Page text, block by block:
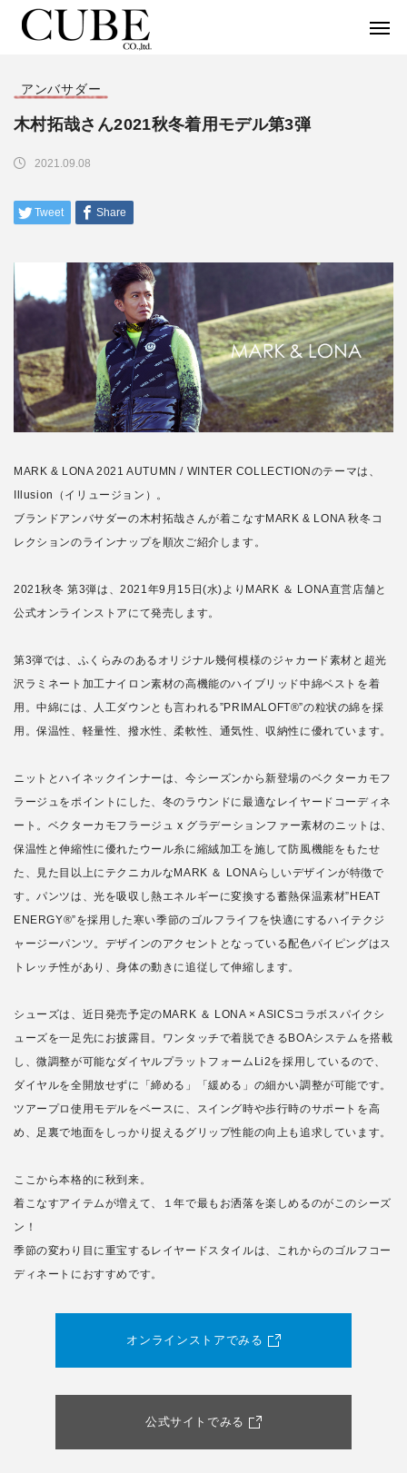
アンバサダー
木村拓哉さん2021秋冬着用モデル第3弾
2021.09.08
MARK & LONA 2021 AUTUMN / WINTER COLLECTIONのテーマは、
Illusion（イリュージョン）。
ブランドアンバサダーの木村拓哉さんが着こなすMARK & LONA 秋冬コ
レクションのラインナップを順次ご紹介します。
2021秋冬 第3弾は、2021年9月15日(水)よりMARK ＆ LONA直営店舗と
公式オンラインストアにて発売します。
第3弾では、ふくらみのあるオリジナル幾何模様のジャカード素材と超光
沢ラミネート加工ナイロン素材の高機能のハイブリッド中綿ベストを着
用。中綿には、人工ダウンとも言われる”PRIMALOFT®︎”の粒状の綿を採
用。保温性、軽量性、撥水性、柔軟性、通気性、収納性に優れています。
ニットとハイネックインナーは、今シーズンから新登場のベクターカモフ
ラージュをポイントにした、冬のラウンドに最適なレイヤードコーディネ
ート。ベクターカモフラージュ x グラデーションファー素材のニットは、
保温性と伸縮性に優れたウール糸に縮絨加工を施して防風機能をもたせ
た、見た目以上にテクニカルなMARK ＆ LONAらしいデザインが特徴で
す。パンツは、光を吸収し熱エネルギーに変換する蓄熱保温素材”HEAT
ENERGY®”を採用した寒い季節のゴルフライフを快適にするハイテクジ
ャージーパンツ。デザインのアクセントとなっている配色パイピングはス
トレッチ性があり、身体の動きに追従して伸縮します。
シューズは、近日発売予定のMARK ＆ LONA × ASICSコラボスパイクシ
ューズを一足先にお披露目。ワンタッチで着脱できるBOAシステムを搭載
し、微調整が可能なダイヤルプラットフォームLi2を採用しているので、
ダイヤルを全開放せずに「締める」「緩める」の細かい調整が可能です。
ツアープロ使用モデルをベースに、スイング時や歩行時のサポートを高
め、足裏で地面をしっかり捉えるグリップ性能の向上も追求しています。
ここから本格的に秋到来。
着こなすアイテムが増えて、１年で最もお洒落を楽しめるのがこのシーズ
ン！
季節の変わり目に重宝するレイヤードスタイルは、これからのゴルフコー
ディネートにおすすめです。
オンラインストアでみる
公式サイトでみる